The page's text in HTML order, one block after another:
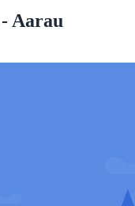
Aarau